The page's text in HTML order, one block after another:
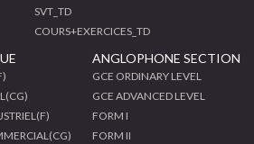
SVT_TD
COURS+EXERCICES_TD
ANGLOPHONE SECTION
GCE ORDINARY LEVEL
GCE ADVANCED LEVEL
FORM I
FORM II